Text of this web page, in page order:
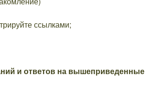
ссылками;
и ответов на вышеприведенные